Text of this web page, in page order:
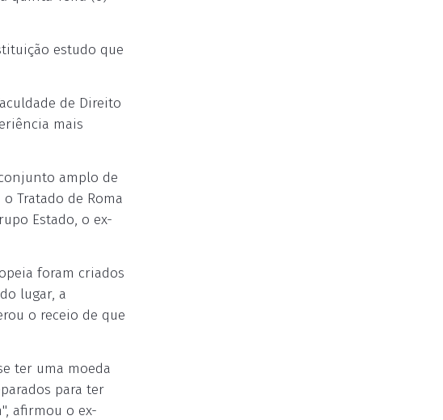
estudo que
de Direito
mais
amplo de
Tratado de Roma
Estado, o ex-
foram criados
lugar, a
o receio de que
ter uma moeda
para ter
afirmou o ex-